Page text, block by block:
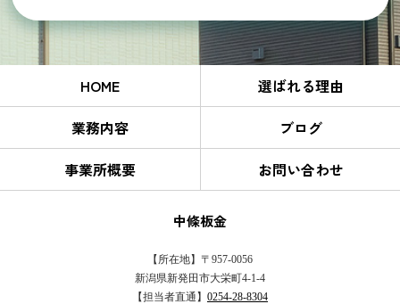
HOME
選ばれる理由
業務内容
ブログ
事業所概要
お問い合わせ
中條板金
【所在地】〒957-0056
新潟県新発田市大栄町4-1-4
【担当者直通】 0254-28-8304